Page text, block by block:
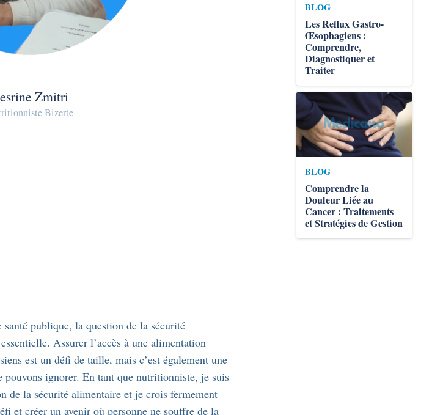
Zmitri
Bizerte
publique, la question de la sécurité
Assurer l’accès à une alimentation
est un défi de taille, mais c’est également une
ignorer. En tant que nutritionniste, je suis
de la sécurité alimentaire et je crois fermement
et créer un avenir où personne ne souffre de la
BLOG
Les Reflux Gastro-
Œsophagiens :
Comprendre,
Diagnostiquer et
Traiter
BLOG
Comprendre la
Douleur Liée au
Cancer : Traitements
et Stratégies de Gestion